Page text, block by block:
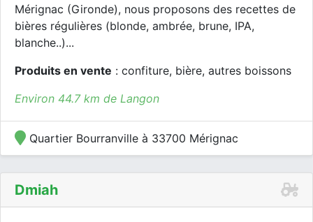
Mérignac (Gironde), nous proposons des recettes de
bières régulières (blonde, ambrée, brune, IPA,
blanche..)...
Produits en vente : confiture, bière, autres boissons
Environ 44.7 km de Langon
Quartier Bourranville à 33700 Mérignac
Dmiah